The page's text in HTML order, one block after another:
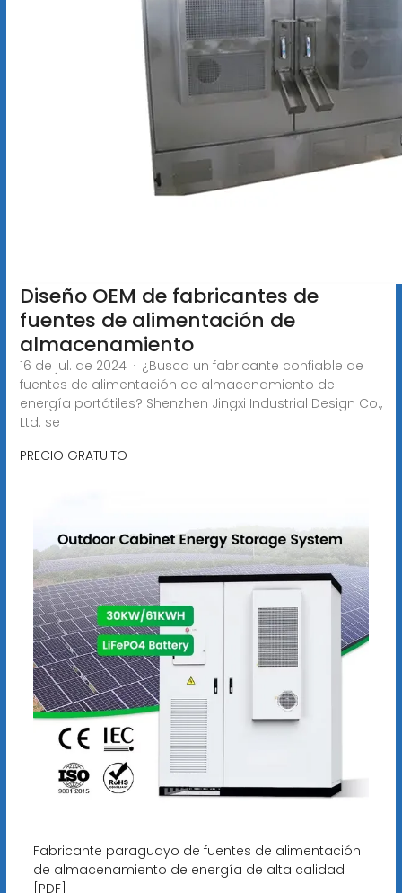
Diseño OEM de fabricantes de
fuentes de alimentación de
almacenamiento
16 de jul. de 2024 · ¿Busca un fabricante confiable de
fuentes de alimentación de almacenamiento de
energía portátiles? Shenzhen Jingxi Industrial Design Co.,
Ltd. se
PRECIO GRATUITO
Fabricante paraguayo de fuentes de alimentación
de almacenamiento de energía de alta calidad
[PDF]